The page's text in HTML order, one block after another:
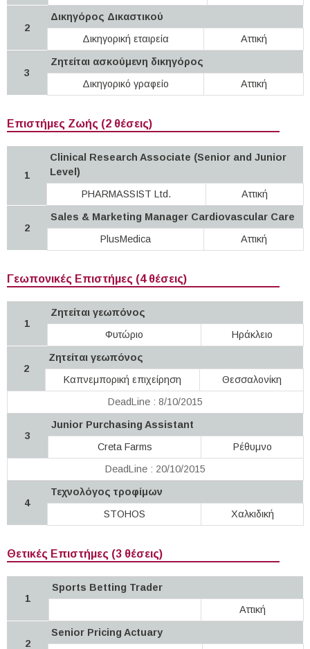
2
Δικηγόρος Δικαστικού
Δικηγορική εταιρεία
Αττική
3
Ζητείται ασκούμενη δικηγόρος
Δικηγορικό γραφείο
Αττική
Επιστήμες Ζωής (2 θέσεις)
1
Clinical Research Associate (Senior and Junior
Level)
PHARMASSIST Ltd.
Αττική
2
Sales & Marketing Manager Cardiovascular Care
PlusMedica
Αττική
Γεωπονικές Επιστήμες (4 θέσεις)
1
Ζητείται γεωπόνος
Φυτώριο
Ηράκλειο
2
Ζητείται γεωπόνος
Καπνεμπορική επιχείρηση
Θεσσαλονίκη
DeadLine : 8/10/2015
3
Junior Purchasing Assistant
Creta Farms
Ρέθυμνο
DeadLine : 20/10/2015
4
Τεχνολόγος τροφίμων
STOHOS
Χαλκιδική
Θετικές Επιστήμες (3 θέσεις)
1
Sports Betting Trader
Αττική
2
Senior Pricing Actuary